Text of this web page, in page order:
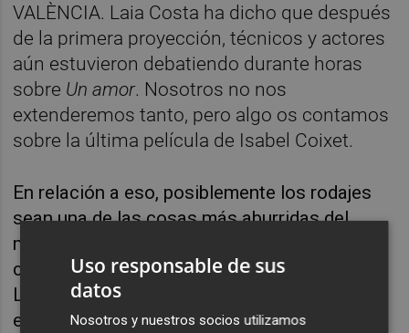
VALÈNCIA. Laia Costa ha dicho que después
de la primera proyección, técnicos y actores
aún estuvieron debatiendo durante horas
sobre Un amor. Nosotros no nos
extenderemos tanto, pero algo os contamos
sobre la última película de Isabel Coixet.
En relación a eso, posiblemente los rodajes
sean una de las cosas más aburridas del
mundo. ¿Cómo hacerlo espectacular? Pues
con
Efectos especiales. Una creación de
Luciana Acuña y Alejo Moguillansky, o lo que
es lo mismo, el Grupo Krapp y El Pampero
Uso responsable de sus
datos
Nosotros y nuestros socios utilizamos